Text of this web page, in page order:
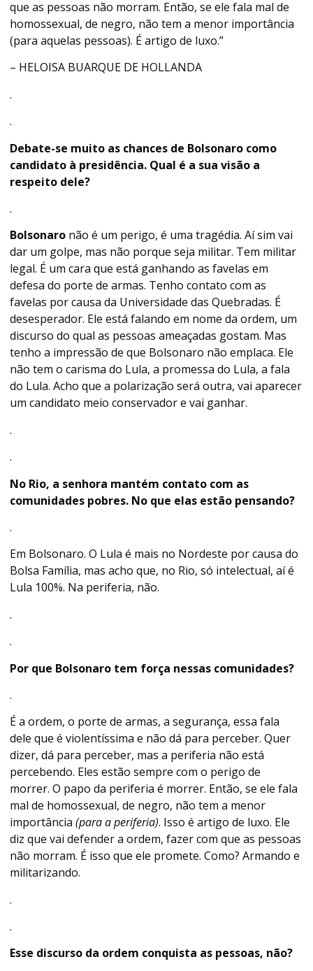
que as pessoas não morram. Então, se ele fala mal de
homossexual, de negro, não tem a menor importância
(para aquelas pessoas). É artigo de luxo.”
– HELOISA BUARQUE DE HOLLANDA
.
.
Debate-se muito as chances de Bolsonaro como
candidato à presidência. Qual é a sua visão a
respeito dele?
.
Bolsonaro não é um perigo, é uma tragédia. Aí sim vai
dar um golpe, mas não porque seja militar. Tem militar
legal. É um cara que está ganhando as favelas em
defesa do porte de armas. Tenho contato com as
favelas por causa da Universidade das Quebradas. É
desesperador. Ele está falando em nome da ordem, um
discurso do qual as pessoas ameaçadas gostam. Mas
tenho a impressão de que Bolsonaro não emplaca. Ele
não tem o carisma do Lula, a promessa do Lula, a fala
do Lula. Acho que a polarização será outra, vai aparecer
um candidato meio conservador e vai ganhar.
.
.
No Rio, a senhora mantém contato com as
comunidades pobres. No que elas estão pensando?
.
Em Bolsonaro. O Lula é mais no Nordeste por causa do
Bolsa Família, mas acho que, no Rio, só intelectual, aí é
Lula 100%. Na periferia, não.
.
.
Por que Bolsonaro tem força nessas comunidades?
.
É a ordem, o porte de armas, a segurança, essa fala
dele que é violentíssima e não dá para perceber. Quer
dizer, dá para perceber, mas a periferia não está
percebendo. Eles estão sempre com o perigo de
morrer. O papo da periferia é morrer. Então, se ele fala
mal de homossexual, de negro, não tem a menor
importância(para a periferia). Isso é artigo de luxo. Ele
diz que vai defender a ordem, fazer com que as pessoas
não morram. É isso que ele promete. Como? Armando e
militarizando.
.
.
Esse discurso da ordem conquista as pessoas, não?